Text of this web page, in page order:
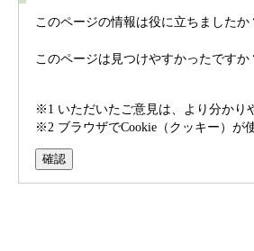
このページの情報は役に立ちましたか
このページは見つけやすかったですか
※1 いただいたご意見は、より分かり
※2 ブラウザでCookie（クッキー）が